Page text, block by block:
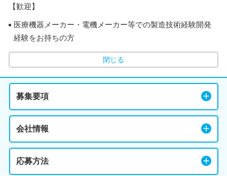
【歓迎】
医療機器メーカー・電機メーカー等での製造技術経験開発
経験をお持ちの方
閉じる
募集要項
会社情報
応募方法